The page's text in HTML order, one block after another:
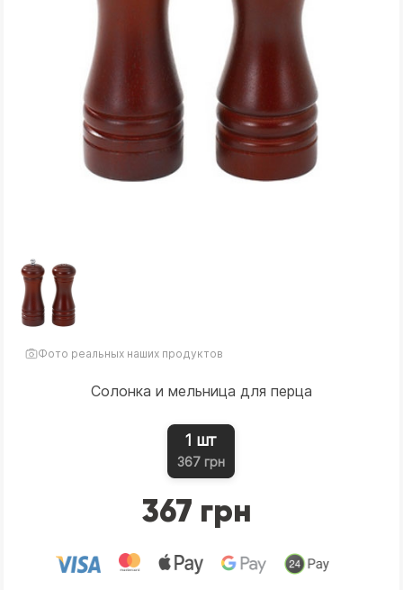
Фото реальных наших продуктов
Солонка и мельница для перца
1 шт
367 грн
367 грн